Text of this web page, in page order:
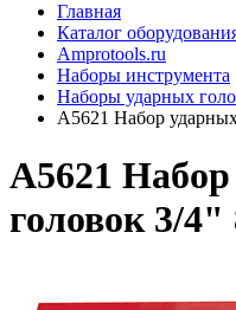
Главная
Каталог
Amprotools.ru
Наборы инструмента
Наборы ударных
A5621 Набор
A5621
головок 3/4"